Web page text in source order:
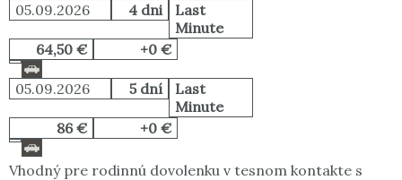
05.09.2026 4 dni
Last
Minute
64,50 €
+0 €
05.09.2026 5 dní
Last
Minute
86 €
+0 €
Vhodný pre rodinnú dovolenku v tesnom kontakte s